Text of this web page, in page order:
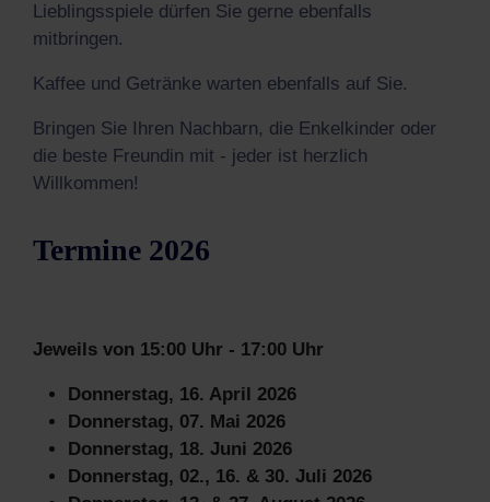
Lieblingsspiele dürfen Sie gerne ebenfalls
mitbringen.
Kaffee und Getränke warten ebenfalls auf Sie.
Bringen Sie Ihren Nachbarn, die Enkelkinder oder
die beste Freundin mit - jeder ist herzlich
Willkommen!
Termine 2026
Jeweils von 15:00 Uhr - 17:00 Uhr
Donnerstag, 16. April 2026
Donnerstag, 07. Mai 2026
Donnerstag, 18. Juni 2026
Donnerstag, 02., 16. & 30. Juli 2026